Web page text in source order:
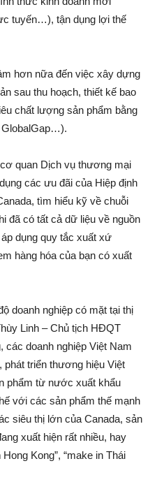
tuyến…), tận dụng lợi thế
hơn nữa đến việc xây dựng
sau thu hoạch, thiết kế bao
chất lượng sản phẩm bằng
GlobalGap…).
quan Dịch vụ thương mại
các ưu đãi của Hiệp định
tìm hiểu kỹ về chuỗi
đã có tất cả dữ liệu về nguồn
dụng quy tắc xuất xứ
hàng hóa của bạn có xuất
doanh nghiệp có mặt tại thị
Linh – Chủ tịch HĐQT
các doanh nghiệp Việt Nam
triển thương hiệu Việt
phẩm từ nước xuất khẩu
với các sản phẩm thế mạnh
siêu thị lớn của Canada, sản
xuất hiện rất nhiều, hay
Kong”, “make in Thái